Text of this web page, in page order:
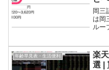
岡三
は岡
ルー
イン
ン)
年齢早見表・生活便利
楽
選 |